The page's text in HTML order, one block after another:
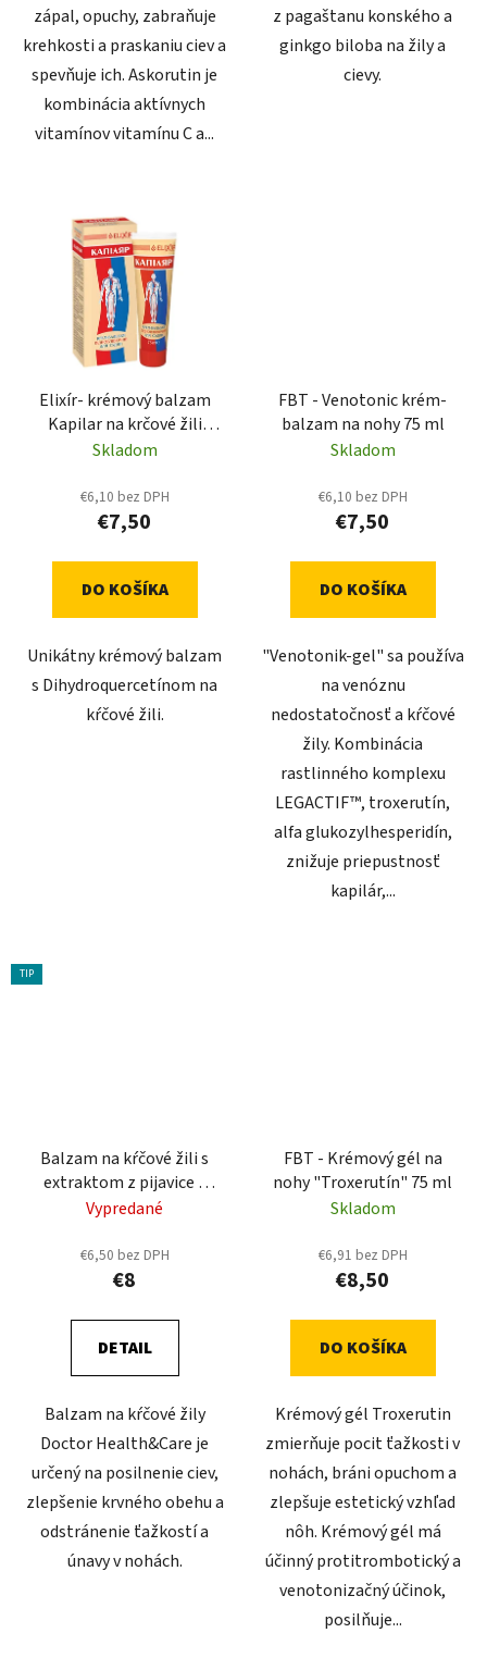
zápal, opuchy, zabraňuje
krehkosti a praskaniu ciev a
spevňuje ich. Askorutin je
kombinácia aktívnych
vitamínov vitamínu C a...
z pagaštanu konského a
ginkgo biloba na žily a
cievy.
Elixír- krémový balzam
Kapilar na krčové žili
75ml
Skladom
€6,10 bez DPH
€7,50
DO KOŠÍKA
Unikátny krémový balzam
s Dihydroquercetínom na
kŕčové žili.
FBT - Venotonic krém-
balzam na nohy 75 ml
Skladom
€6,10 bez DPH
€7,50
DO KOŠÍKA
"Venotonik-gel" sa používa
na venóznu
nedostatočnosť a kŕčové
žily. Kombinácia
rastlinného komplexu
LEGACTIF™, troxerutín,
alfa glukozylhesperidín,
znižuje priepustnosť
kapilár,...
TIP
Balzam na kŕčové žili s
extraktom z pijavice a
pagaštanu konského The
Vypredané
€6,50 bez DPH
€8
DETAIL
Balzam na kŕčové žily
Doctor Health&Care je
určený na posilnenie ciev,
zlepšenie krvného obehu a
odstránenie ťažkostí a
únavy v nohách.
FBT - Krémový gél na
nohy "Troxerutín" 75 ml
Skladom
€6,91 bez DPH
€8,50
DO KOŠÍKA
Krémový gél Troxerutin
zmierňuje pocit ťažkosti v
nohách, bráni opuchom a
zlepšuje estetický vzhľad
nôh. Krémový gél má
účinný protitrombotický a
venotonizačný účinok,
posilňuje...